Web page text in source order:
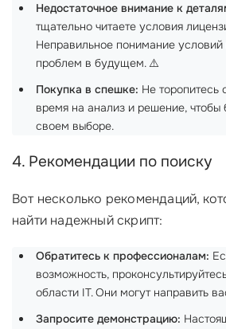
Недостаточное внимание к
тщательно читаете условия
Неправильное понимание условий
проблем в будущем. ⚠️
Покупка в спешке: Не торопитесь
время на анализ и решение, чтобы
своем выборе.
4. Рекомендации по поиску
Вот несколько рекомендаций,
найти надежный скрипт:
Обратитесь к профессионалам:
возможность,
области IT. Они могут направить
Запросите демонстрацию: